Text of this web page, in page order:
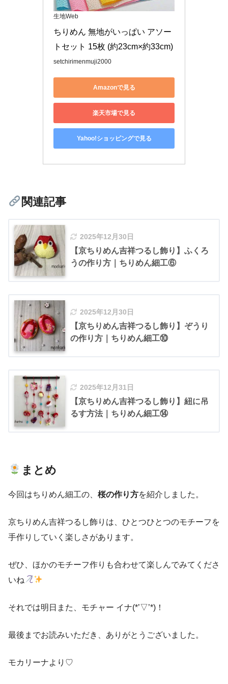
生地Web
ちりめん 無地がいっぱい アソー
トセット 15枚 (約23cm×約33cm)
setchirimenmuji2000
Amazonで見る
楽天市場で見る
Yahoo!ショッピングで見る
関連記事
2025年12月30日
【京ちりめん吉祥つるし飾り】ふくろ
うの作り方｜ちりめん細工⑥
2025年12月30日
【京ちりめん吉祥つるし飾り】ぞうり
の作り方｜ちりめん細工⑩
2025年12月31日
【京ちりめん吉祥つるし飾り】紐に吊
るす方法｜ちりめん細工⑭
まとめ
今回はちりめん細工の、 桜の作り方を紹介しました。
京ちりめん吉祥つるし飾りは、ひとつひとつのモチーフを
手作りしていく楽しさがあります。
ぜひ、ほかのモチーフ作りも合わせて楽しんでみてくださ
いね
それでは明日また、モチャー イナ(*’▽’*)！
最後までお読みいただき、ありがとうございました。
モカリーナより♡